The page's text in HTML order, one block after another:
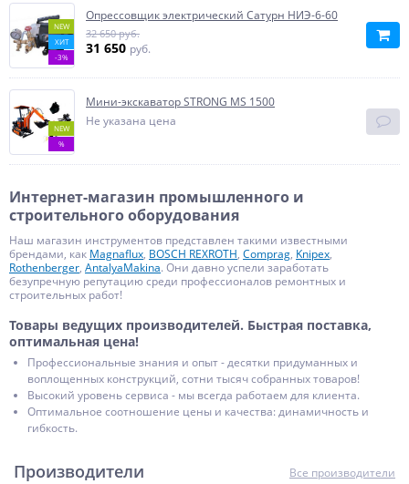
NEW
ХИТ
-3%
Опрессовщик электрический Сатурн НИЭ-6-60
32 650 руб.
31 650 руб.
NEW
%
Мини-экскаватор STRONG MS 1500
Не указана цена
Интернет-магазин промышленного и
строительного оборудования
Наш магазин инструментов представлен такими известными
брендами, как Magnaflux, BOSCH REXROTH, Comprag, Knipex,
Rothenberger, AntalyaMakina. Они давно успели заработать
безупречную репутацию среди профессионалов ремонтных и
строительных работ!
Товары ведущих производителей. Быстрая поставка,
оптимальная цена!
Профессиональные знания и опыт - десятки придуманных и
воплощенных конструкций, сотни тысяч собранных товаров!
Высокий уровень сервиса - мы всегда работаем для клиента.
Оптимальное соотношение цены и качества: динамичность и
гибкость.
Производители Все производители